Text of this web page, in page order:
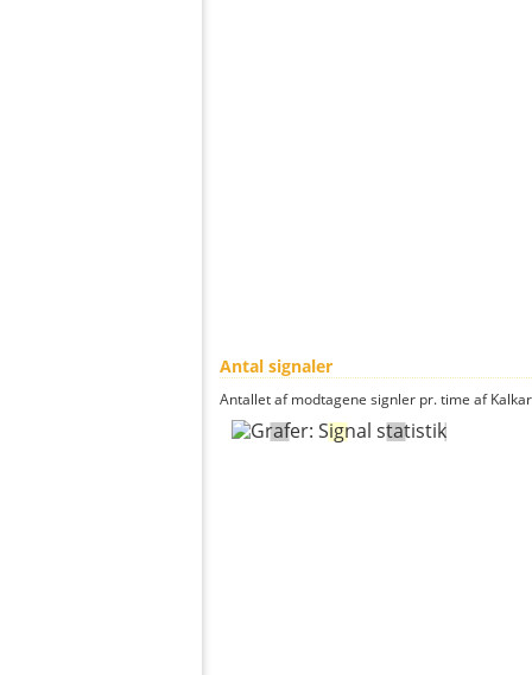
Antal signaler
Antallet af modtagene signler pr. time af